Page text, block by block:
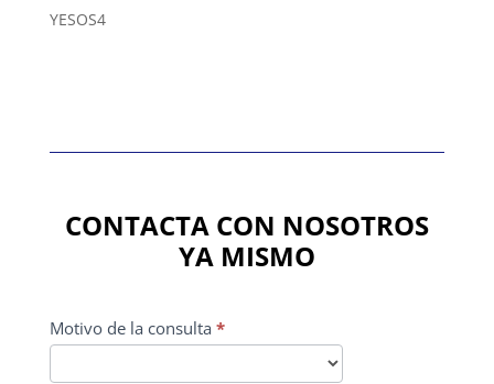
producto
YESOS44
CONTACTA CON NOSOTROS
YA MISMO
CONTACTO
PRINCIPAL
Motivo de la consulta *